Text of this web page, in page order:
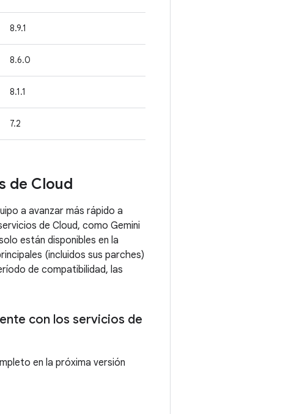
8.9.1
8.6.0
8.1.1
7.2
de Cloud
a avanzar más rápido a
de Cloud, como Gemini
están disponibles en la
(incluidos sus parches)
de compatibilidad, las
con los servicios de
en la próxima versión